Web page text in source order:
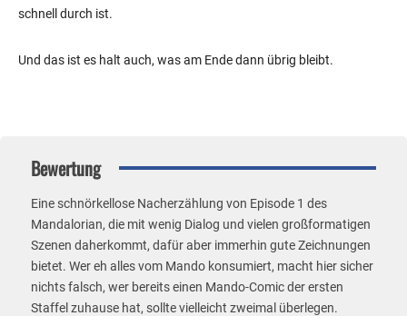
schnell durch ist.
Und das ist es halt auch, was am Ende dann übrig bleibt.
Bewertung
Eine schnörkellose Nacherzählung von Episode 1 des
Mandalorian, die mit wenig Dialog und vielen großformatigen
Szenen daherkommt, dafür aber immerhin gute Zeichnungen
bietet. Wer eh alles vom Mando konsumiert, macht hier sicher
nichts falsch, wer bereits einen Mando-Comic der ersten
Staffel zuhause hat, sollte vielleicht zweimal überlegen.